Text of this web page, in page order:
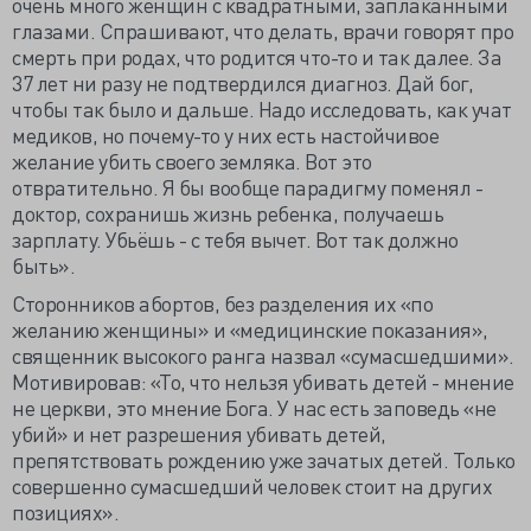
глазами. Спрашивают, что делать, врачи говорят про
смерть при родах, что родится что-то и так далее. За
37 лет ни разу не подтвердился диагноз. Дай бог,
чтобы так было и дальше. Надо исследовать, как учат
медиков, но почему-то у них есть настойчивое
желание убить своего земляка. Вот это
отвратительно. Я бы вообще парадигму поменял -
доктор, сохранишь жизнь ребенка, получаешь
зарплату. Убьёшь - с тебя вычет. Вот так должно
быть».
Сторонников абортов, без разделения их «по
желанию женщины» и «медицинские показания»,
священник высокого ранга назвал «сумасшедшими».
Мотивировав: «То, что нельзя убивать детей - мнение
не церкви, это мнение Бога. У нас есть заповедь «не
убий» и нет разрешения убивать детей,
препятствовать рождению уже зачатых детей. Только
совершенно сумасшедший человек стоит на других
позициях».